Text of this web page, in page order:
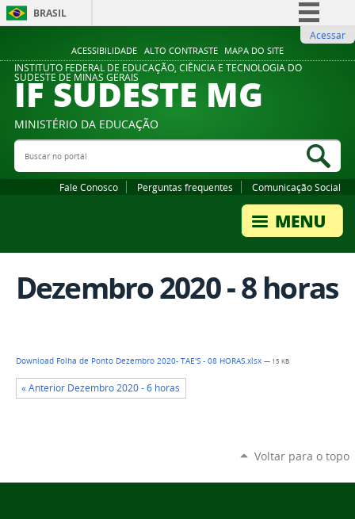
ACESSIBILIDADE ALTO CONTRASTE MAPA DO SITE
BRASIL
Comunica BR
Participe
Legislação
Acessar
INSTITUTO FEDERAL DE EDUCAÇÃO, CIÊNCIA E TECNOLOGIA DO
SUDESTE DE MINAS GERAIS
IF SUDESTE MG
MINISTÉRIO DA EDUCAÇÃO
Buscar no portal
Fale Conosco Perguntas frequentes Comunicação Social
Dezembro 2020 - 8 horas
Download Folha de Ponto Dezembro 2020- TAE'S - 08 HORAS.xlsx — 15 KB
« Anterior Dezembro 2020 - 6 horas
Voltar para o topo